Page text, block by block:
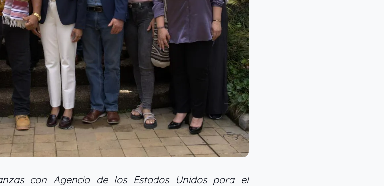
con Agencia de los Estados Unidos para el